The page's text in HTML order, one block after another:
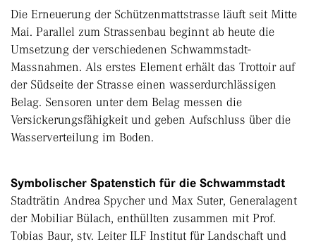
Die Erneuerung der Schützenmattstrasse läuft seit Mitte
Mai. Parallel zum Strassenbau beginnt ab heute die
Umsetzung der verschiedenen Schwammstadt-
Massnahmen. Als erstes Element erhält das Trottoir auf
der Südseite der Strasse einen wasserdurchlässigen
Belag. Sensoren unter dem Belag messen die
Versickerungsfähigkeit und geben Aufschluss über die
Wasserverteilung im Boden.
Symbolischer Spatenstich für die Schwammstadt
Stadträtin Andrea Spycher und Max Suter, Generalagent
der Mobiliar Bülach, enthüllten zusammen mit Prof.
Tobias Baur, stv. Leiter ILF Institut für Landschaft und